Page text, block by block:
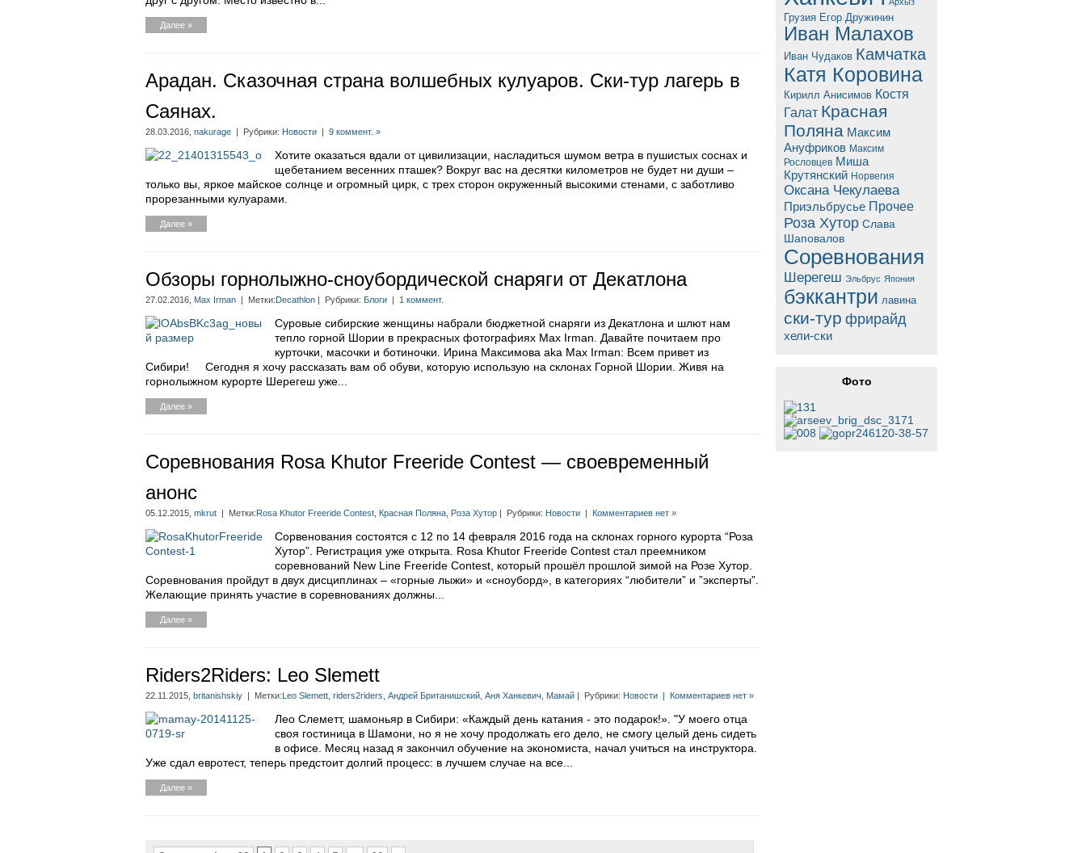
Далее »
Арадан. Сказочная страна волшебных кулуаров. Ски-тур лагерь в
Саянах.
28.03.2016, nakurage | Рубрики: Новости 9 коммент. »
Хотите оказаться вдали от цивилизации, насладиться шумом ветра в пушистых соснах и
щебетанием весенних пташек? Вокруг вас на десятки километров не будет ни души –
только вы, яркое майское солнце и огромный цирк, с трех сторон окруженный высокими стенами, с заботливо
прорезанными кулуарами.
Далее »
Обзоры горнолыжно-сноубордической снаряги от Декатлона
27.02.2016, Max Irman | Метки: Decathlon | Рубрики: Блоги 1 коммент.
Суровые сибирские женщины набрали бюджетной снаряги из Декатлона и шлют нам
тепло горной Шории в прекрасных фотографиях Max Irman. Давайте почитаем про
курточки, масочки и ботиночки. Ирина Максимова aka Max Irman: Всем привет из
Сибири! Сегодня я хочу рассказать вам об обуви, которую использую на склонах Горной Шории. Живя на
горнолыжном курорте Шерегеш уже...
Далее »
Соревнования Rosa Khutor Freeride Contest — своевременный
анонс
05.12.2015, mkrut | Метки: Rosa Khutor Freeride Contest Красная Поляна Роза Хутор | Рубрики: Новости Комментариев нет »
Сорвенования состоятся с 12 по 14 февраля 2016 года на склонах горного курорта “Роза
Хутор”. Регистрация уже открыта. Rosa Khutor Freeride Contest стал преемником
соревнований New Line Freeride Contest, который прошёл прошлой зимой на Розе Хутор.
Соревнования пройдут в двух дисциплинах – «горные лыжи» и «сноуборд», в категориях “любители” и ”эксперты”.
Желающие принять участие в соревнованиях должны...
Далее »
Riders2Riders: Leo Slemett
22.11.2015, britanishskiy | Метки: Leo Slemett riders2riders Андрей Британишский Аня Ханкевич Мамай | Рубрики: Новости Комментариев нет »
Лео Слеметт, шамоньяр в Сибири: «Каждый день катания - это подарок!». "У моего отца
своя гостиница в Шамони, но я не хочу продолжать его дело, не смогу целый день сидеть
в офисе. Месяц назад я закончил обучение на экономиста, начал учиться на инструктора.
Уже сдал евротест, теперь предстоит долгий процесс: в лучшем случае на все...
Далее »
Грузия Егор Дружинин
Иван Малахов
Иван Чудаков Камчатка
Катя Коровина
Кирилл Анисимов Костя
Галат Красная
Поляна Максим
Ануфриков Максим
Рословцев Миша
Крутянский Норвегия
Оксана Чекулаева
Приэльбрусье Прочее
Роза Хутор Слава
Шаповалов
Соревнования
Шерегеш Эльбрус Япония
бэккантри лавина
ски-тур фрирайд
хели-ски
Фото